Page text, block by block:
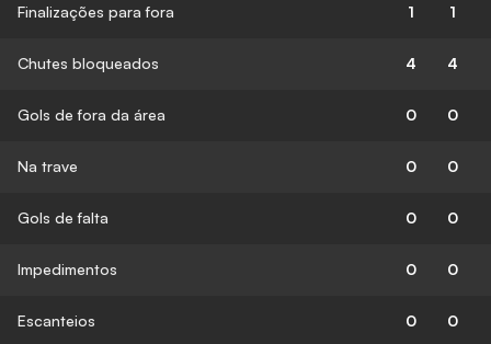
Finalizações para fora 1 1
Chutes bloqueados 4 4
Gols de fora da área 0 0
Na trave 0 0
Gols de falta 0 0
Impedimentos 0 0
Escanteios 0 0